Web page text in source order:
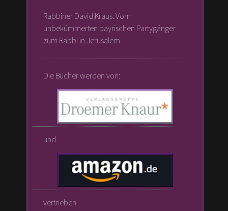
Rabbiner David Kraus: Vom
unbekümmerten bayrischen Partygänger
zum Rabbi in Jerusalem.
Die Bücher werden von:
und
vertrieben.